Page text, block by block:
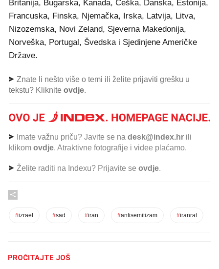
Britanija, Bugarska, Kanada, Češka, Danska, Estonija,
Francuska, Finska, Njemačka, Irska, Latvija, Litva,
Nizozemska, Novi Zeland, Sjeverna Makedonija,
Norveška, Portugal, Švedska i Sjedinjene Američke
Države.
Znate li nešto više o temi ili želite prijaviti grešku u
tekstu? Kliknite ovdje.
Imate važnu priču? Javite se na desk@index.hr ili
klikom ovdje. Atraktivne fotografije i videe plaćamo.
Želite raditi na Indexu? Prijavite se ovdje.
#izrael #sad #iran #antisemitizam #iranrat
PROČITAJTE JOŠ